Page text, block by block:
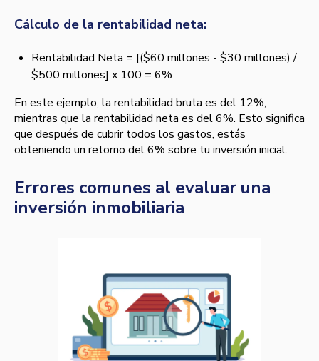
Cálculo de la rentabilidad neta:
Rentabilidad Neta = [($60 millones - $30 millones) /
$500 millones] x 100 = 6%
En este ejemplo, la rentabilidad bruta es del 12%,
mientras que la rentabilidad neta es del 6%. Esto significa
que después de cubrir todos los gastos, estás
obteniendo un retorno del 6% sobre tu inversión inicial.
Errores comunes al evaluar una
inversión inmobiliaria